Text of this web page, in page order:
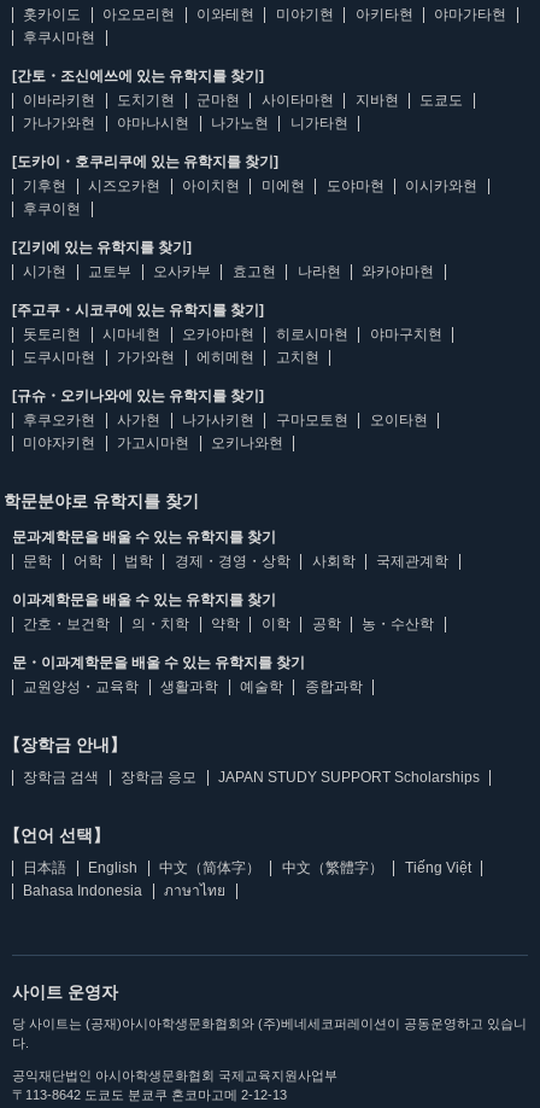
홋카이도
아오모리현 이와테현 미야기현 아키타현
야마가타현
후쿠시마현
[간토・조신에쓰에 있는 유학지를 찾기]
이바라키현
도치기현 군마현 사이타마현 지바현
도쿄도
가나가와현
야마나시현 나가노현 니가타현
[도카이・호쿠리쿠에 있는 유학지를 찾기]
기후현
시즈오카현 아이치현 미에현 도야마현
이시카와현
후쿠이현
[긴키에 있는 유학지를 찾기]
시가현
교토부 오사카부 효고현 나라현 와카야마현
[주고쿠・시코쿠에 있는 유학지를 찾기]
돗토리현
시마네현 오카야마현 히로시마현
야마구치현
도쿠시마현
가가와현 에히메현 고치현
[규슈・오키나와에 있는 유학지를 찾기]
후쿠오카현
사가현 나가사키현 구마모토현
오이타현
미야자키현
가고시마현 오키나와현
학문분야로 유학지를 찾기
문과계학문을 배울 수 있는 유학지를 찾기
문학
어학 법학 경제・경영・상학 사회학 국제관계학
이과계학문을 배울 수 있는 유학지를 찾기
간호・보건학
의・치학 약학 이학 공학 농・수산학
문・이과계학문을 배울 수 있는 유학지를 찾기
교원양성・교육학
생활과학 예술학 종합과학
【장학금 안내】
장학금 검색 장학금 응모 JAPAN STUDY SUPPORT Scholarships
【언어 선택】
日本語 English 中文（简体字） 中文（繁體字）
Tiếng Việt
Bahasa Indonesia
ภาษาไทย
사이트 운영자
당 사이트는 (공재)아시아학생문화협회와 (주)베네세코퍼레이션이 공동운영하고 있습니
다.
공익재단법인 아시아학생문화협회 국제교육지원사업부
〒113-8642 도쿄도 분쿄쿠 혼코마고메 2-12-13